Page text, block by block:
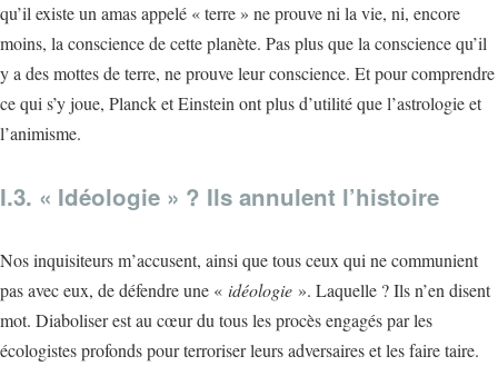
qu’il existe un amas appelé « terre » ne prouve ni la vie, ni, encore
moins, la conscience de cette planète. Pas plus que la conscience qu’il
y a des mottes de terre, ne prouve leur conscience. Et pour comprendre
ce qui s’y joue, Planck et Einstein ont plus d’utilité que l’astrologie et
l’animisme.
I.3. « Idéologie » ? Ils annulent l’histoire
Nos inquisiteurs m’accusent, ainsi que tous ceux qui ne communient
pas avec eux, de défendre une « idéologie ». Laquelle ? Ils n’en disent
mot. Diaboliser est au cœur du tous les procès engagés par les
écologistes profonds pour terroriser leurs adversaires et les faire taire.